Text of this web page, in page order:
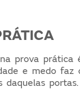
prova prática
e medo faz
daquelas portas.